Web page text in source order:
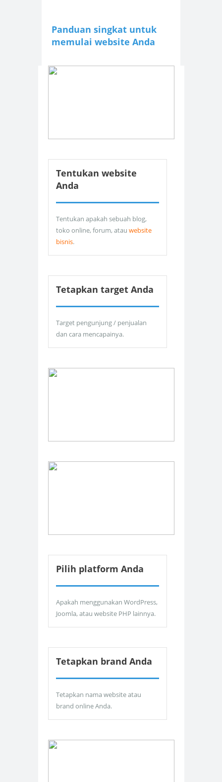
Panduan singkat untuk
memulai website Anda
Tentukan website
Anda
Tentukan apakah sebuah blog,
toko online, forum, atau website
bisnis.
Tetapkan target Anda
Target pengunjung / penjualan
dan cara mencapainya.
Pilih platform Anda
Apakah menggunakan WordPress,
Joomla, atau website PHP lainnya.
Tetapkan brand Anda
Tetapkan nama website atau
brand online Anda.